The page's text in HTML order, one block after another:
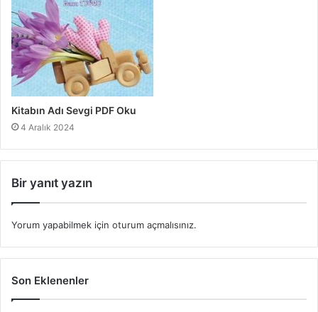
Kitabın Adı Sevgi PDF Oku
4 Aralık 2024
Bir yanıt yazın
Yorum yapabilmek için oturum açmalısınız.
Son Eklenenler